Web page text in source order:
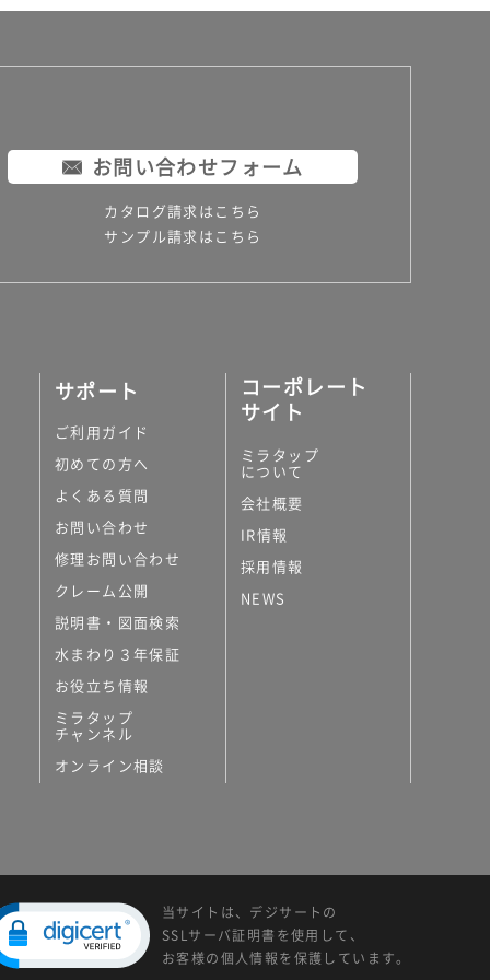
お問い合わせフォーム
カタログ請求はこちら
サンプル請求はこちら
サポート
ご利用ガイド
初めての方へ
よくある質問
お問い合わせ
修理お問い合わせ
クレーム公開
説明書・図面検索
水まわり３年保証
お役立ち情報
ミラタップ
チャンネル
オンライン相談
コーポレート
サイト
ミラタップ
について
会社概要
IR情報
採用情報
NEWS
当サイトは、デジサートの
SSLサーバ証明書を使用して、
お客様の個人情報を保護しています。